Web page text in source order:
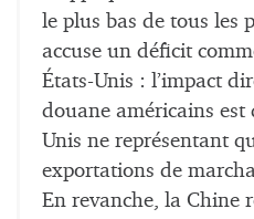
le plus bas de tous les
accuse un déficit
États-Unis : l’impact
douane américains est
Unis ne représentant
exportations de
En revanche, la Chine